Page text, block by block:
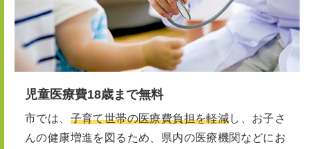
児童医療費18歳まで無料
市では、 子育て世帯の医療費負担を軽減し、お子さ
んの健康増進を図るため、県内の医療機関などにお